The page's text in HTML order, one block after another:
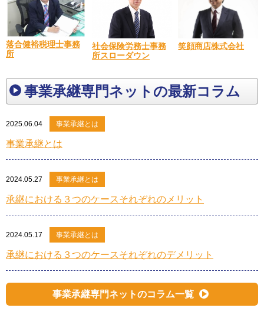
落合健裕税理士事務
所
社会保険労務士事務
所スローダウン
笑顔商店株式会社
事業承継専門ネットの最新コラム
2025.06.04 事業承継とは
事業承継とは
2024.05.27 事業承継とは
承継における３つのケースそれぞれのメリット
2024.05.17 事業承継とは
承継における３つのケースそれぞれのデメリット
事業承継専門ネットのコラム一覧